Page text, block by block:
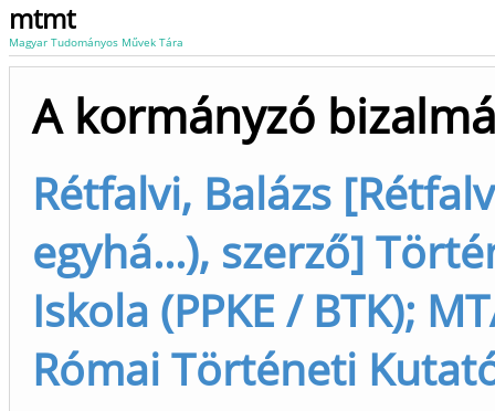
mtmt
Magyar Tudományos Művek Tára
A kormányzó
Rétfalvi, Balázs
egyhá...), szerző]
Iskola (PPKE / BTK);
Római Történeti